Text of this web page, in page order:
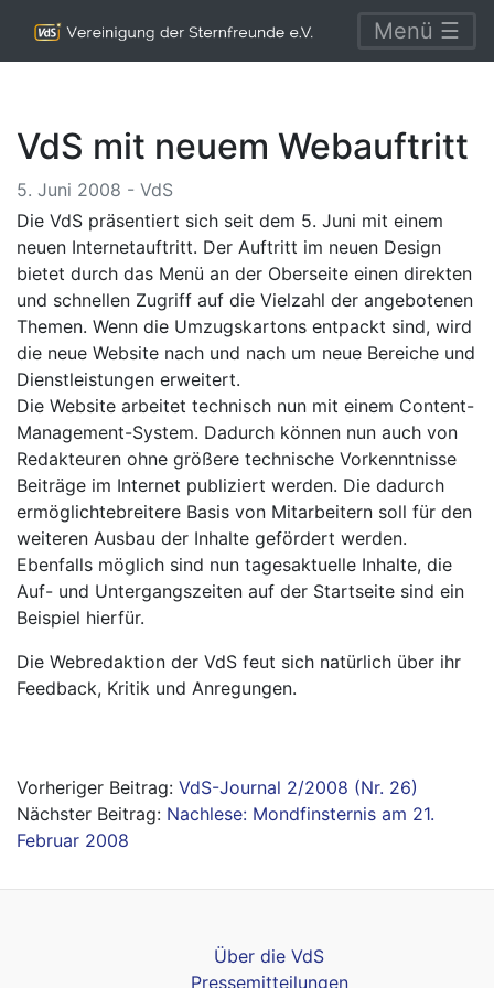
Menü ☰
VdS mit neuem Webauftritt
5. Juni 2008 - VdS
Die VdS präsentiert sich seit dem 5. Juni mit einem
neuen Internetauftritt. Der Auftritt im neuen Design
bietet durch das Menü an der Oberseite einen direkten
und schnellen Zugriff auf die Vielzahl der angebotenen
Themen. Wenn die Umzugskartons entpackt sind, wird
die neue Website nach und nach um neue Bereiche und
Dienstleistungen erweitert.
Die Website arbeitet technisch nun mit einem Content-
Management-System. Dadurch können nun auch von
Redakteuren ohne größere technische Vorkenntnisse
Beiträge im Internet publiziert werden. Die dadurch
ermöglichtebreitere Basis von Mitarbeitern soll für den
weiteren Ausbau der Inhalte gefördert werden.
Ebenfalls möglich sind nun tagesaktuelle Inhalte, die
Auf- und Untergangszeiten auf der Startseite sind ein
Beispiel hierfür.
Die Webredaktion der VdS feut sich natürlich über ihr
Feedback, Kritik und Anregungen.
BeitragsnavigationVdS-Journal 2/2008 (Nr. 26)
Nachlese: Mondfinsternis am 21.
Februar 2008
Über die VdS
Pressemitteilungen